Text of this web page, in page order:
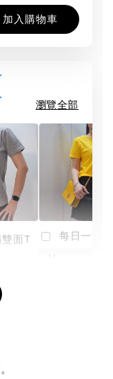
加入購物車
瀏覽全部
面T 每日一笑